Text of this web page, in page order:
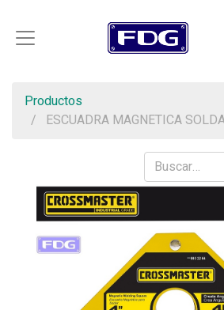
Productos
ESCUADRA MAGNETICA